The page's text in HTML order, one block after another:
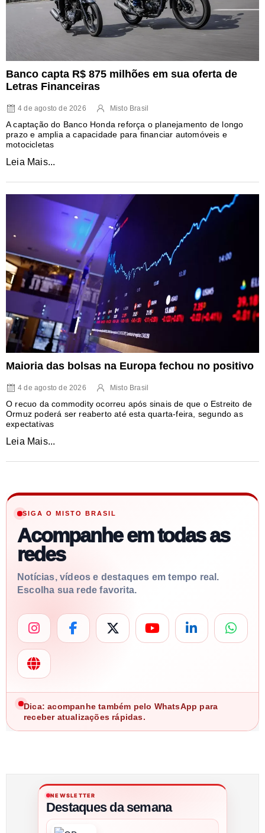
Banco capta R$ 875 milhões em sua oferta de
Letras Financeiras
4 de agosto de 2026 Misto Brasil
A captação do Banco Honda reforça o planejamento de longo
prazo e amplia a capacidade para financiar automóveis e
motocicletas
Leia Mais...
Maioria das bolsas na Europa fechou no positivo
4 de agosto de 2026 Misto Brasil
O recuo da commodity ocorreu após sinais de que o Estreito de
Ormuz poderá ser reaberto até esta quarta-feira, segundo as
expectativas
Leia Mais...
SIGA O MISTO BRASIL
Acompanhe em todas as
redes
Notícias, vídeos e destaques em tempo real.
Escolha sua rede favorita.
Dica: acompanhe também pelo WhatsApp para
receber atualizações rápidas.
NEWSLETTER
Destaques da semana